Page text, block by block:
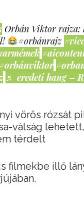
Orbán Viktor
#orbánrajz
#orbánviktor
♬ eredeti hang –
vörös rózsát
válság
térdelt
filmekbe illő